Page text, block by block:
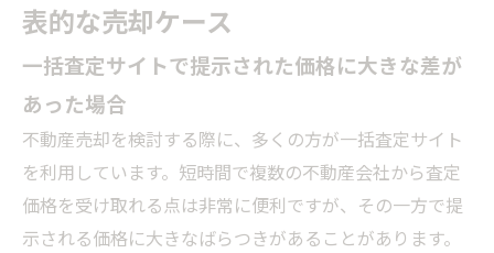
表的な売却ケース
一括査定サイトで提示された価格に大きな差が
あった場合
不動産売却を検討する際に、多くの方が一括査定サイト
を利用しています。短時間で複数の不動産会社から査定
価格を受け取れる点は非常に便利ですが、その一方で提
示される価格に大きなばらつきがあることがあります。